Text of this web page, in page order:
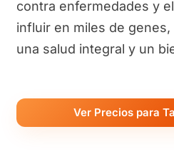
contra enfermedades y
influir en miles de
una salud integral y un
Ver Precios para